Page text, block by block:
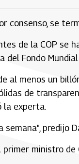
consenso, se
de la COP se
Fondo
al menos un
de
la experta.
predijo
ministro de